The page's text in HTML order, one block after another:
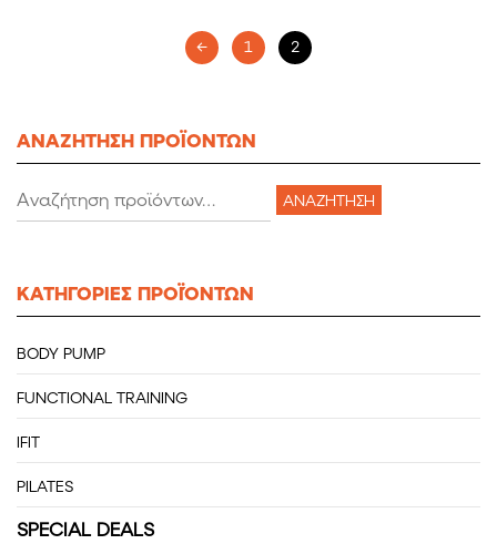
← 1 2
ΑΝΑΖΗΤΗΣΗ ΠΡΟΪΟΝΤΩΝ
Αναζήτηση
για:
ΑΝΑΖΉΤΗΣΗ
KATHΓΟΡΙΕΣ ΠΡΟΪΌΝΤΩΝ
BODY PUMP
FUNCTIONAL TRAINING
IFIT
PILATES
SPECIAL DEALS